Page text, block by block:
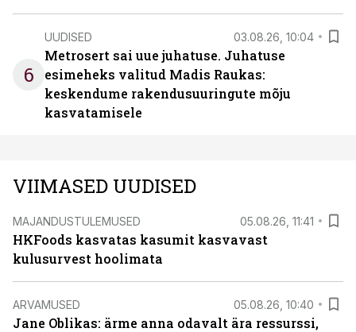
6
UUDISED 03.08.26, 10:04
Metrosert sai uue juhatuse. Juhatuse
esimeheks valitud Madis Raukas:
keskendume rakendusuuringute mõju
kasvatamisele
VIIMASED UUDISED
MAJANDUSTULEMUSED 05.08.26, 11:41
HKFoods kasvatas kasumit kasvavast
kulusurvest hoolimata
ARVAMUSED 05.08.26, 10:40
Jane Oblikas: ärme anna odavalt ära ressurssi,